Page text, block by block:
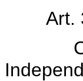
Art. 3º